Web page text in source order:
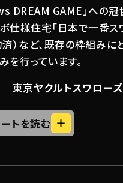
DREAM GAME」への冠
仕様住宅「日本で一番ス
済）など、既存の枠組みに
を行っています。
東京ヤクルトスワロー
トを読む
10組にプレゼント！4月開催
日(月)から受付開始！
合 / イベント
木宣親が中学生に語った、プロ
めに最も必要なもの。 野球教室
ート＆インタビュー